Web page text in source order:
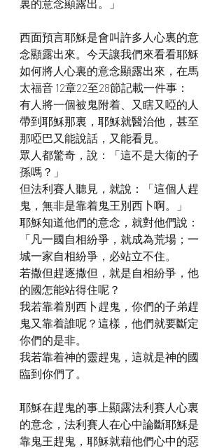
裏的意念顯露出。」
西面預言耶穌是會叫許多人心裏的意
念顯露出來。今天讓我們來看看耶穌
如何將人心裏的意念顯露出來，在馬
太福音 12章22至28節記載一件事：
有人將一個被鬼附着、又瞎又啞的人
帶到耶穌那裏，耶穌就醫治他，甚至
那啞巴又能說話，又能看見。
眾人都驚奇，說：「這不是大衞的子
孫嗎？」
但法利賽人聽見，就說：「這個人趕
鬼，無非是靠着鬼王別西卜啊。」
耶穌知道他們的意念，就對他們說：
「凡一國自相紛爭，就成為荒場；一
城一家自相紛爭，必站立不住。
若撒但趕逐撒但，就是自相紛爭，他
的國怎能站得住呢？
我若靠着別西卜趕鬼，你們的子弟趕
鬼又靠着誰呢？這樣，他們就要斷定
你們的是非。
我若靠着神的靈趕鬼，這就是神的國
臨到你們了。
耶穌在趕鬼的事上顯露法利賽人心裏
的意念，法利賽人在心中論斷耶穌是
靠鬼王趕鬼，耶穌就藉他們心中的惡